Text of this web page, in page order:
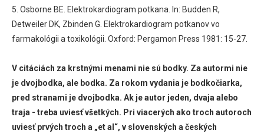
5. Osborne BE. Elektrokardiogram potkana. In: Budden R,
Detweiler DK, Zbinden G. Elektrokardiogram potkanov vo
farmakológii a toxikológii. Oxford: Pergamon Press 1981: 15-27.
V citáciách za krstnými menami nie sú bodky. Za autormi nie
je dvojbodka, ale bodka. Za rokom vydania je bodkočiarka,
pred stranami je dvojbodka. Ak je autor jeden, dvaja alebo
traja - treba uviesť všetkých. Pri viacerých ako troch autoroch
uviesť prvých troch a „et al“, v slovenských a českých